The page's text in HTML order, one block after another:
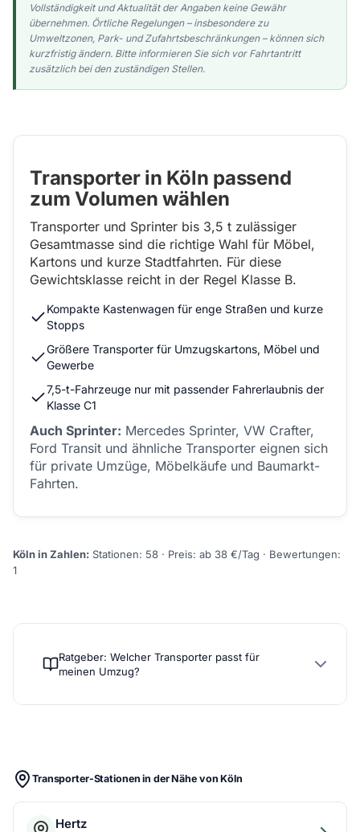
Vollständigkeit und Aktualität der Angaben keine Gewähr
übernehmen. Örtliche Regelungen – insbesondere zu
Umweltzonen, Park- und Zufahrtsbeschränkungen – können sich
kurzfristig ändern. Bitte informieren Sie sich vor Fahrtantritt
zusätzlich bei den zuständigen Stellen.
Transporter in Köln passend
zum Volumen wählen
Transporter und Sprinter bis 3,5 t zulässiger
Gesamtmasse sind die richtige Wahl für Möbel,
Kartons und kurze Stadtfahrten. Für diese
Gewichtsklasse reicht in der Regel Klasse B.
Kompakte Kastenwagen für enge Straßen und kurze
Stopps
Größere Transporter für Umzugskartons, Möbel und
Gewerbe
7,5-t-Fahrzeuge nur mit passender Fahrerlaubnis der
Klasse C1
Auch Sprinter: Mercedes Sprinter, VW Crafter,
Ford Transit und ähnliche Transporter eignen sich
für private Umzüge, Möbelkäufe und Baumarkt-
Fahrten.
Köln in Zahlen: Stationen: 58 · Preis: ab 38 €/Tag · Bewertungen:
1
Ratgeber: Welcher Transporter passt für
meinen Umzug?
Transporter-Stationen in der Nähe von Köln
Hertz